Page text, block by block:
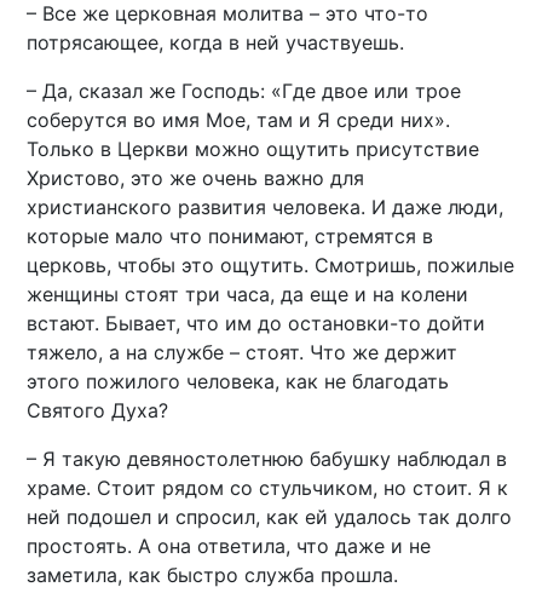
– Все же церковная молитва – это что-то
потрясающее, когда в ней участвуешь.
– Да, сказал же Господь: «Где двое или трое
соберутся во имя Мое, там и Я среди них».
Только в Церкви можно ощутить присутствие
Христово, это же очень важно для
христианского развития человека. И даже люди,
которые мало что понимают, стремятся в
церковь, чтобы это ощутить. Смотришь, пожилые
женщины стоят три часа, да еще и на колени
встают. Бывает, что им до остановки-то дойти
тяжело, а на службе – стоят. Что же держит
этого пожилого человека, как не благодать
Святого Духа?
– Я такую девяностолетнюю бабушку наблюдал в
храме. Стоит рядом со стульчиком, но стоит. Я к
ней подошел и спросил, как ей удалось так долго
простоять. А она ответила, что даже и не
заметила, как быстро служба прошла.